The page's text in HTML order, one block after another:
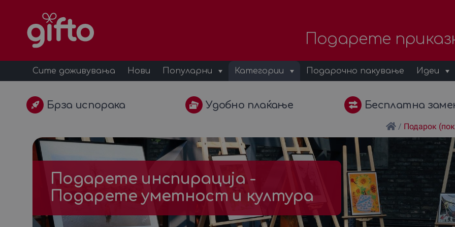
Подарете
Сите доживувања Нови Популарни Категории Подарочно пакување Идеи
Брза испорака Удобно плаќање Бесплатна
/ Подарок
Подарете инспирација -
Подарете уметност и култура